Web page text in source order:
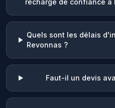
recharge de confiance à
Quels sont les délais
Revonnas ?
Faut-il un devis